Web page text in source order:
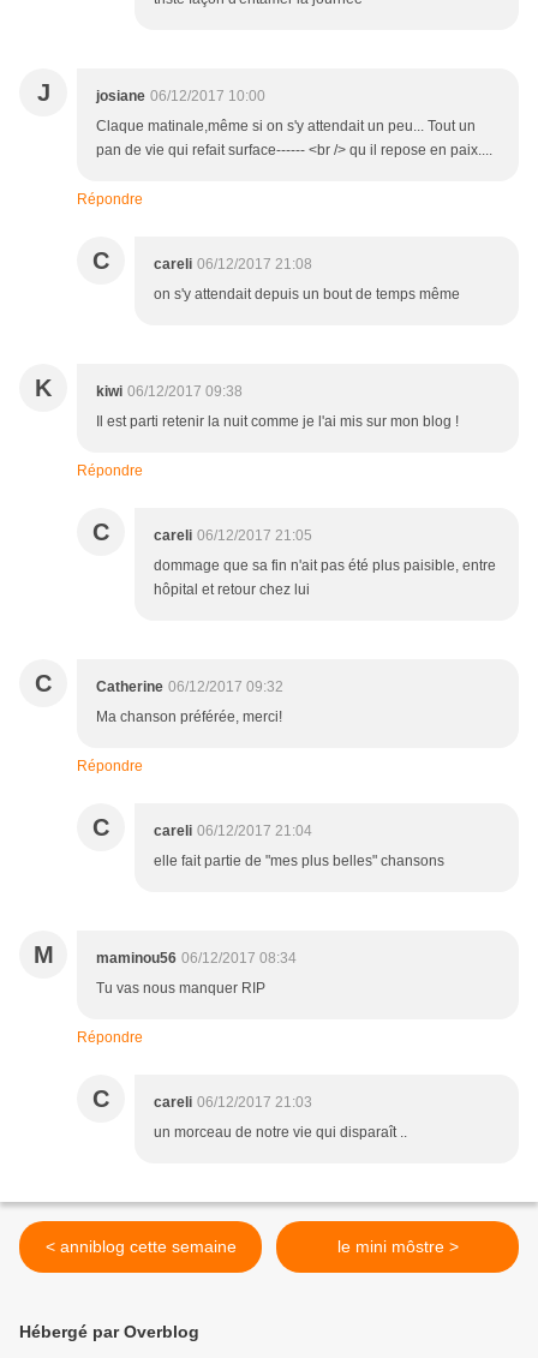
J josiane 06/12/2017 10:00
Claque matinale,même si on s'y attendait un peu... Tout un
pan de vie qui refait surface------ <br /> qu il repose en paix....
Répondre
C careli 06/12/2017 21:08
on s'y attendait depuis un bout de temps même
K kiwi 06/12/2017 09:38
Il est parti retenir la nuit comme je l'ai mis sur mon blog !
Répondre
C careli 06/12/2017 21:05
dommage que sa fin n'ait pas été plus paisible, entre
hôpital et retour chez lui
C Catherine 06/12/2017 09:32
Ma chanson préférée, merci!
Répondre
C careli 06/12/2017 21:04
elle fait partie de "mes plus belles" chansons
M maminou56 06/12/2017 08:34
Tu vas nous manquer RIP
Répondre
C careli 06/12/2017 21:03
un morceau de notre vie qui disparaît ..
< anniblog cette semaine le mini môstre >
Hébergé par Overblog